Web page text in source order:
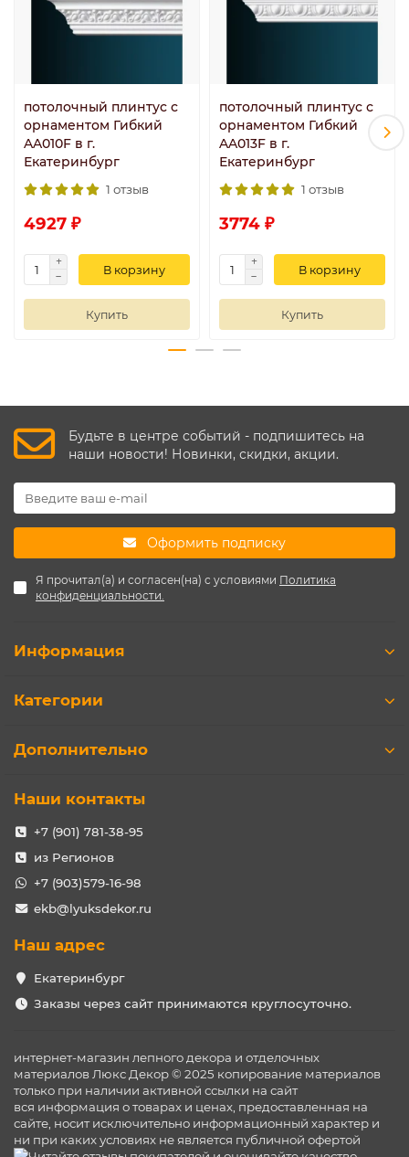
потолочный плинтус с
орнаментом Гибкий
AA010F в г.
Екатеринбург
1 отзыв
4927 ₽
В корзину
Купить
потолочный плинтус с
орнаментом Гибкий
AA013F в г.
Екатеринбург
1 отзыв
3774 ₽
В корзину
Купить
Будьте в центре событий - подпишитесь на
наши новости! Новинки, скидки, акции.
Оформить подписку
Я прочитал(а) и согласен(на) с условиями Политика
конфиденциальности.
Информация
Категории
Дополнительно
Наши контакты
+7 (901) 781-38-95
из Регионов
+7 (903)579-16-98
ekb@lyuksdekor.ru
Наш адрес
Екатеринбург
Заказы через сайт принимаются круглосуточно.
интернет-магазин лепного декора и отделочных
материалов Люкс Декор © 2025 копирование материалов
только при наличии активной ссылки на сайт
вся информация о товарах и ценах, предоставленная на
сайте, носит исключительно информационный характер и
ни при каких условиях не является публичной офертой